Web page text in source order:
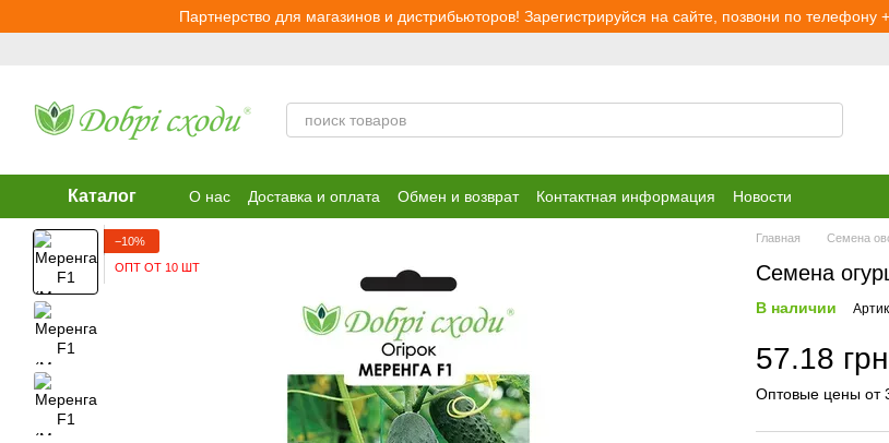
Перейти к основному контентуПартнерство для магазинов и дистрибьюторов! Зарегистрируйся на сайте, позвони по
Каталог О нас Доставка и оплата Обмен и возврат Контактная информация Новости
−10%
ОПТ ОТ 10 ШТ
Главная Семена
Семена
В наличии
57.18 грн
Оптовые цены от